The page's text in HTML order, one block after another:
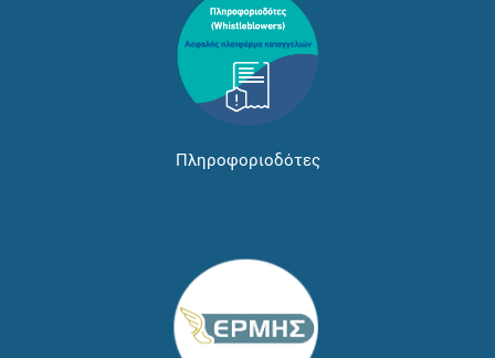
Πληροφοριοδότες